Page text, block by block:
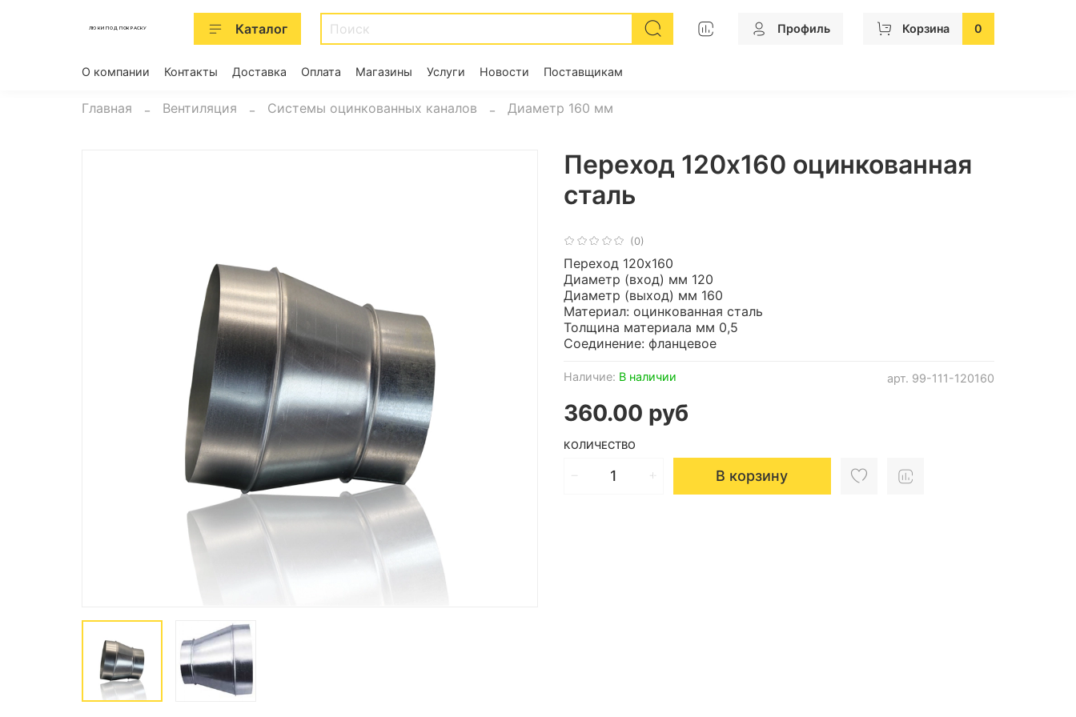
ЛЮКИ ПОД ПОКРАСКУ Каталог Профиль Корзина 0
О компании Контакты Доставка Оплата Магазины Услуги Новости Поставщикам
Главная Вентиляция Системы оцинкованных каналов Диаметр 160 мм
(0)
арт. 99-111-120160
Наличие: В наличии
Переход 120х160 оцинкованная
сталь
360.00 руб
КОЛИЧЕСТВО
В корзину
Переход 120х160
Диаметр (вход) мм 120
Диаметр (выход) мм 160
Материал: оцинкованная сталь
Толщина материала мм 0,5
Соединение: фланцевое